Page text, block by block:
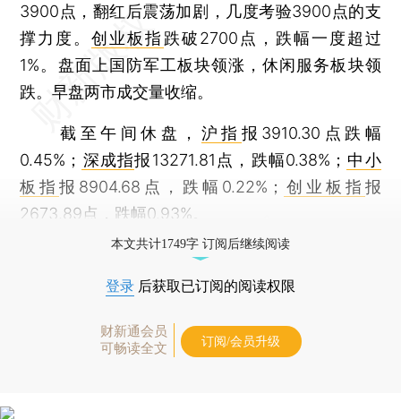
3900点，翻红后震荡加剧，几度考验3900点的支
撑力度。创业板指 跌破2700点，跌幅一度超过
1%。盘面上国防军工板块领涨，休闲服务板块领
跌。早盘两市成交量收缩。
截至午间休盘， 沪指 报3910.30点跌幅
0.45%； 深成指报13271.81点，跌幅0.38%； 中小
板指 报8904.68点，跌幅0.22%； 创业板指 报
2673.89点，跌幅0.93%。
本文共计1749字 订阅后继续阅读
登录 后获取已订阅的阅读权限
财新通会员
可畅读全文
订阅/会员升级